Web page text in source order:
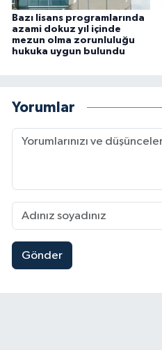
Bazı lisans programlarında
azami dokuz yıl içinde
mezun olma zorunluluğu
hukuka uygun bulundu
Yorumlar
Gönder